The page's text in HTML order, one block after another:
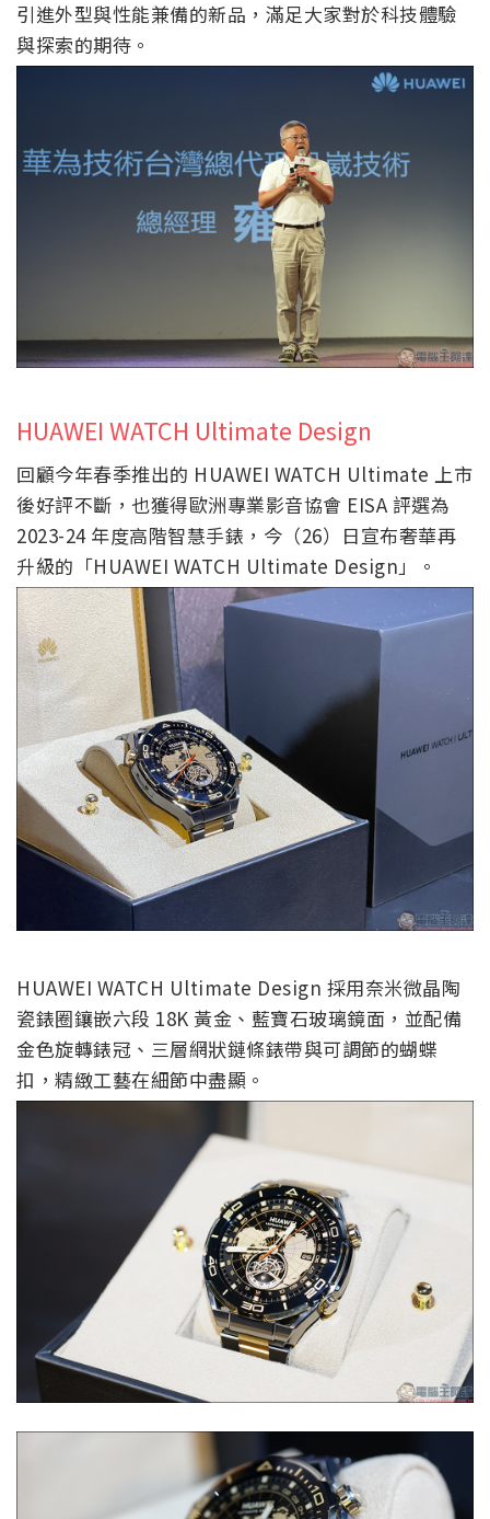
引進外型與性能兼備的新品，滿足大家對於科技體驗
與探索的期待。
HUAWEI WATCH Ultimate Design
回顧今年春季推出的 HUAWEI WATCH Ultimate 上市
後好評不斷，也獲得歐洲專業影音協會 EISA 評選為
2023-24 年度高階智慧手錶，今（26）日宣布奢華再
升級的「HUAWEI WATCH Ultimate Design」。
HUAWEI WATCH Ultimate Design 採用奈米微晶陶
瓷錶圈鑲嵌六段 18K 黃金、藍寶石玻璃鏡面，並配備
金色旋轉錶冠、三層網狀鏈條錶帶與可調節的蝴蝶
扣，精緻工藝在細節中盡顯。